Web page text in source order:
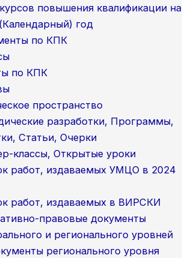
повышения квалификации на
год
по КПК
по КПК
пространство
разработки, Программы,
Статьи, Очерки
классы, Открытые уроки
работ, издаваемых УМЦО в 2024
работ, издаваемых в ВИРСКИ
правовые документы
и регионального уровней
регионального уровня